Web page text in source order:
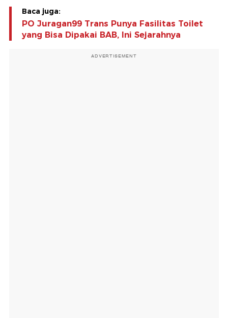
Baca juga:
PO Juragan99 Trans Punya Fasilitas Toilet
yang Bisa Dipakai BAB, Ini Sejarahnya
ADVERTISEMENT